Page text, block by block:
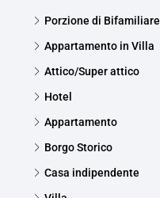
Porzione di Bifamiliare
Appartamento in Villa
Attico/Super attico
Hotel
Appartamento
Borgo Storico
Casa indipendente